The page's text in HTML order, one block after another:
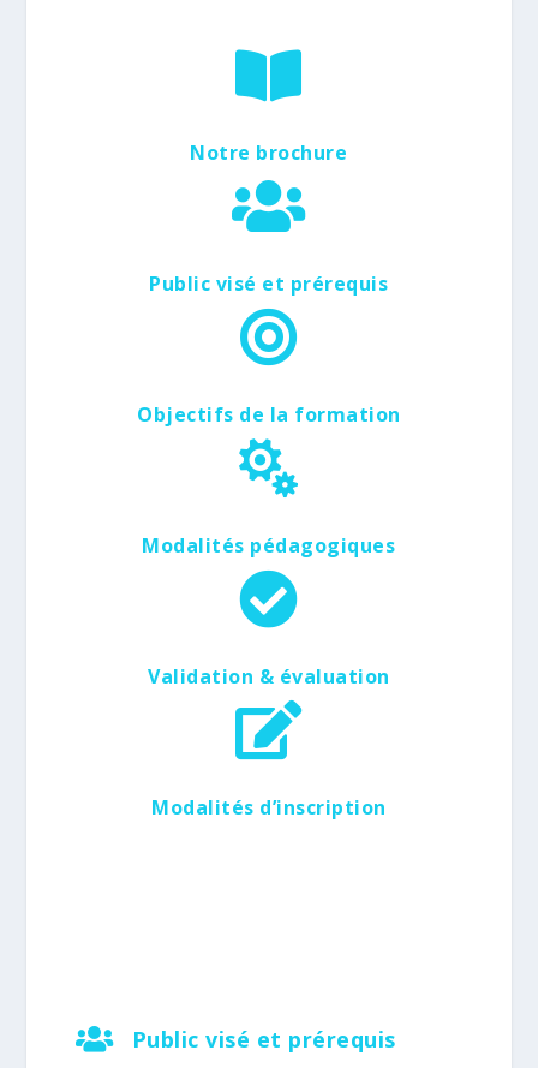

Notre brochure

Public visé et prérequis

Objectifs de la formation

Modalités pédagogiques

Validation & évaluation

Modalités d’inscription
 Public visé et prérequis